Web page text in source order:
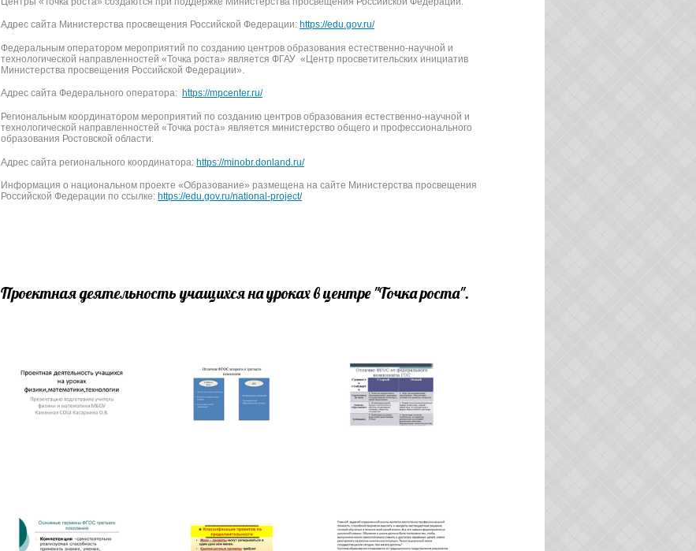
Адрес сайта Министерства просвещения Российской Федерации: https://edu.gov.ru/
Федеральным оператором мероприятий по созданию центров образования естественно-научной и
технологической направленностей «Точка роста» является ФГАУ «Центр просветительских инициатив
Министерства просвещения Российской Федерации».
Адрес сайта Федерального оператора: https://mpcenter.ru/
Региональным координатором мероприятий по созданию центров образования естественно-научной и
технологической направленностей «Точка роста» является министерство общего и профессионального
образования Ростовской области.
Адрес сайта регионального координатора: https://minobr.donland.ru/
Информация о национальном проекте «Образование» размещена на сайте Министерства просвещения
Российской Федерации по ссылке: https://edu.gov.ru/national-project/
Проектная деятельность учащихся на уроках в центре "Точка роста".